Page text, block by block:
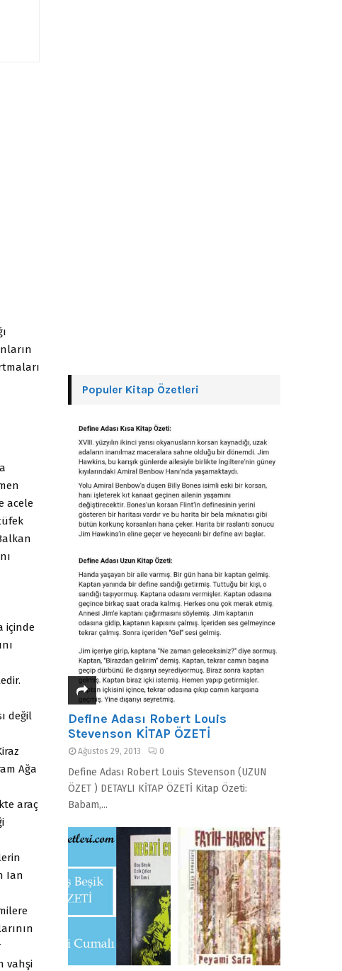
acele
içinde
değil
Ağa
araç
Ian
vahşi
Populer Kitap Özetleri
Define Adası Robert Louis
Stevenson KİTAP ÖZETİ
Ağustos 29, 2013 0
Define Adası Robert Louis Stevenson (UZUN
ÖZET ) DETAYLI KİTAP ÖZETİ Kitap Özeti:
Babam,...